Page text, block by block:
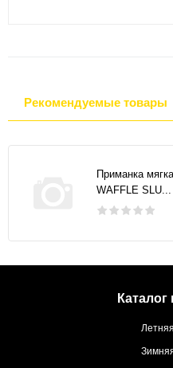
Рекомендуемые товары
Приманка
WAFFLE SLU...